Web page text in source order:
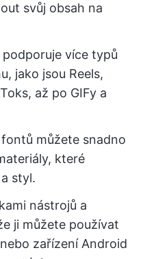
svůj obsah na
více typů
jako jsou Reels,
až po GIFy a
můžete snadno
které
styl.
nástrojů a
ji můžete používat
zařízení Android